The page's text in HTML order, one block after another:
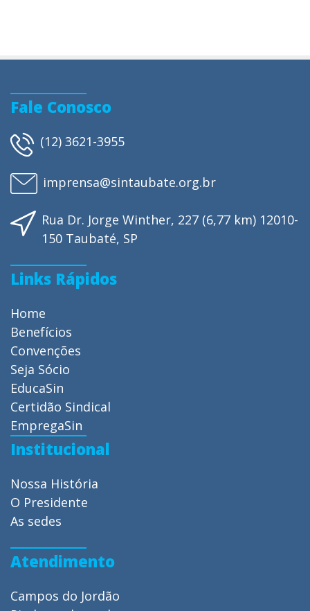
Fale Conosco
(12) 3621-3955
imprensa@sintaubate.org.br
Rua Dr. Jorge Winther, 227 (6,77 km) 12010-
150 Taubaté, SP
Links Rápidos
Home
Benefícios
Convenções
Seja Sócio
EducaSin
Certidão Sindical
EmpregaSin
Institucional
Nossa História
O Presidente
As sedes
Atendimento
Campos do Jordão